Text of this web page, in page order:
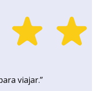
viajar.”